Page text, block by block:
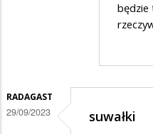
będzie
RADAGAST
29/09/2023 suwałki